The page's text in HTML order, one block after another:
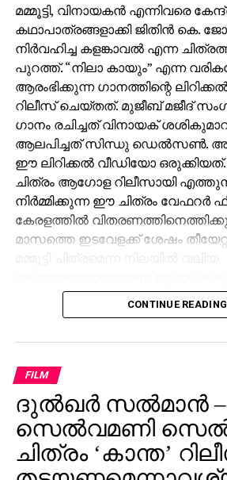
മമ്മൂട്ടി, വിനായകൻ എന്നിവരെ
കഥാപാത്രങ്ങളാക്കി ജിതിൻ കെ.
നിർവഹിച്ച കളങ്കാവൽ എന്ന
പുറത്ത്. “നിലാ കായും” എന്ന
ആരംഭിക്കുന്ന ഗാനത്തിന്റെ
റിലീസ് ചെയ്തത്. മുജീബ് മജീദ്
ഗാനം രചിച്ചത് വിനായക്
ആലപിച്ചത് സിന്ധു ഡെൽസൺ.
ഈ ലിറിക്കൽ വീഡിയോ
ചിത്രം ആഗോള റിലീസായി
നിർമ്മിക്കുന്ന ഈ ചിത്രം വേഫറർ
കേരളത്തിൽ
മാസത്തെ ഇടവേളക്ക് ശേഷം
പ്രേമികളും കളങ്കാവൽ
ശ്രീകുമാറും ജിതിൻ കെ ജോസും
ചിത്രത്തിന്റെ ട്രെയ്‌ലർ ഉടൻ
സൂചന. ഒരു ക്രൈം ഡ്രാമയായി
ചിത്രത്തിന്റെ ടീസറിന്, വമ്പൻ
പ്രതികരണമാണ് സമൂഹ
ചിത്രത്തിന്റെ പോസ്റ്ററുകളും
CONTINUE READING
FILM
ദുല്‍ഖര്‍ സല്‍മാന്‍ –
സെല്‍വമണി
ചിത്രം ‘കാന്ത’